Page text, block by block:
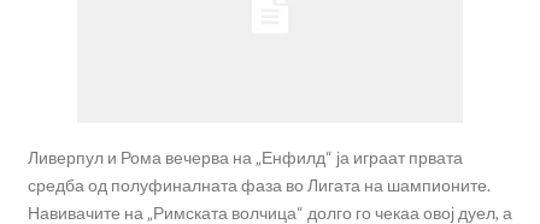
Ливерпул и Рома вечерва на „Енфилд“ ја играат првата
средба од полуфиналната фаза во Лигата на шампионите.
Навивачите на „Римската волчица“ долго го чекаа овој дуел, а